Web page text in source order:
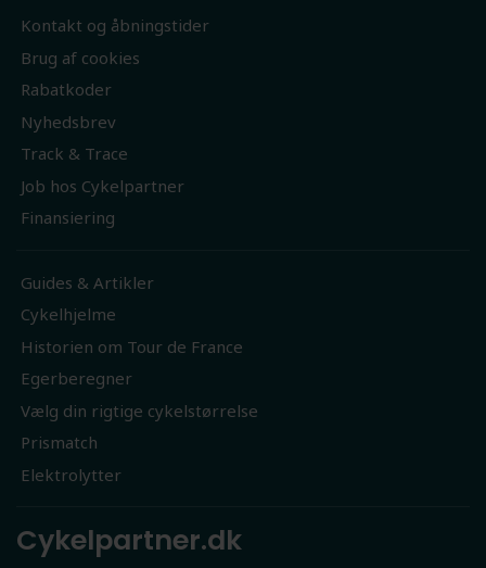
Kontakt og åbningstider
Brug af cookies
Rabatkoder
Nyhedsbrev
Track & Trace
Job hos Cykelpartner
Finansiering
Guides & Artikler
Cykelhjelme
Historien om Tour de France
Egerberegner
Vælg din rigtige cykelstørrelse
Prismatch
Elektrolytter
Cykelpartner.dk